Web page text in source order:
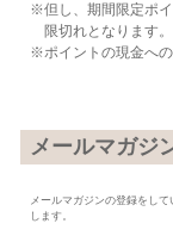
但し、期間限定ポ
限切れとなります。
ポイントの現金へ
メールマガジ
メールマガジンの登録をし
します。